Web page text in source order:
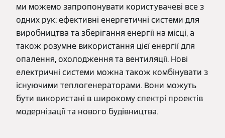
ми можемо запропонувати користувачеві все з
одних рук: ефективні енергетичні системи для
виробництва та зберігання енергії на місці, а
також розумне використання цієї енергії для
опалення, охолодження та вентиляції. Нові
електричні системи можна також комбінувати з
існуючими теплогенераторами. Вони можуть
бути використані в широкому спектрі проектів
модернізації та нового будівництва.